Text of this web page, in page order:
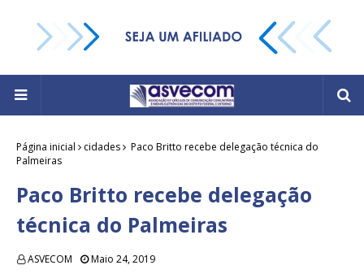
Página inicial cidades
Paco Britto recebe delegação técnica do
Palmeiras
Paco Britto recebe delegação
técnica do Palmeiras
ASVECOM Maio 24, 2019